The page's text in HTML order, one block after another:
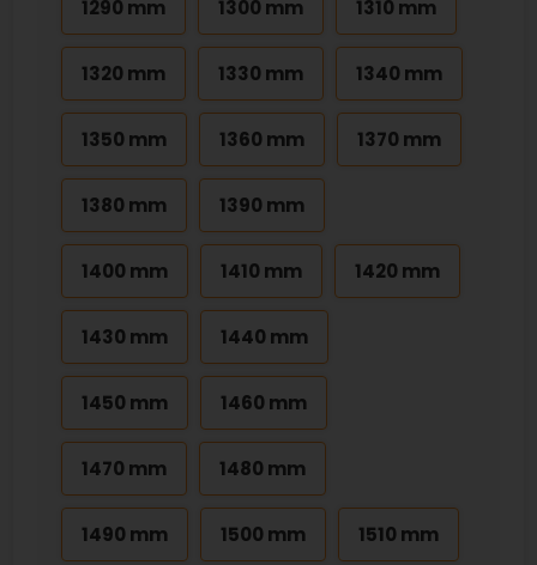
1290 mm 1300 mm 1310 mm
1320 mm 1330 mm 1340 mm
1350 mm 1360 mm 1370 mm
1380 mm 1390 mm
1400 mm 1410 mm 1420 mm
1430 mm 1440 mm
1450 mm 1460 mm
1470 mm 1480 mm
1490 mm 1500 mm 1510 mm